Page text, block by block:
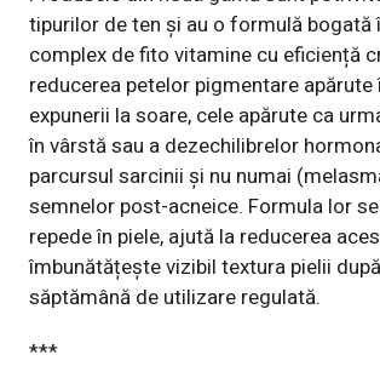
tipurilor de ten și au o formulă bogată
complex de fito vitamine cu eficiență
reducerea petelor pigmentare apărute
expunerii la soare, cele apărute ca
în vârstă sau a dezechilibrelor
parcursul sarcinii și nu numai
semnelor post-acneice. Formula lor
repede în piele, ajută la reducerea
îmbunătățește vizibil textura pielii
săptămână de utilizare regulată.
***